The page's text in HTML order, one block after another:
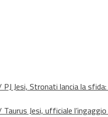
Jesi, Stronati lancia la
Jesi, ufficiale